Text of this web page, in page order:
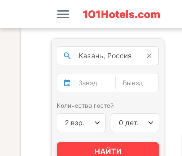
Количество гостей
2 взр. 0 дет.
НАЙТИ